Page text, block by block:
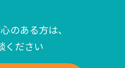
のある方は、
ください